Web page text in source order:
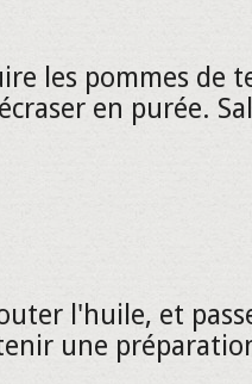
les pommes de
en purée.
l'huile, et
une